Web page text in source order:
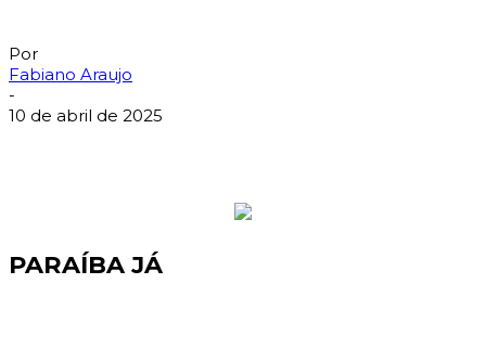
Por
Fabiano Araujo
-
10 de abril de 2025
PARAÍBA JÁ